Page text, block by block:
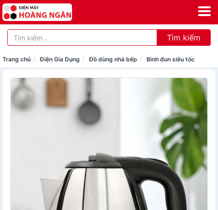
Tìm kiếm
Trang chủ Điện Gia Dụng Đồ dùng nhà bếp Bình đun siêu tốc